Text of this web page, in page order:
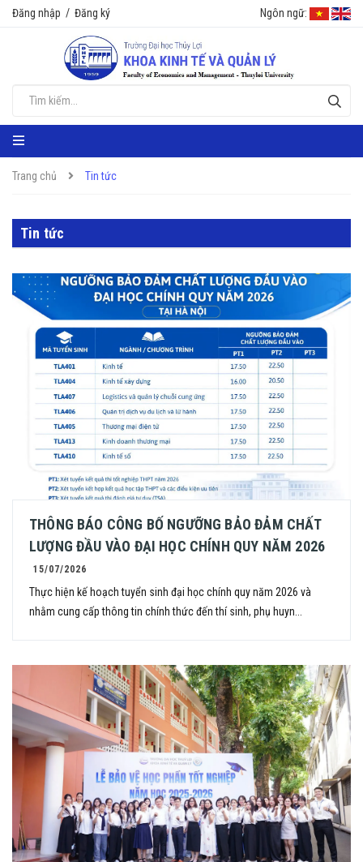
Đăng nhập / Đăng ký Ngôn ngữ:
Trang chủ Tin tức
Tin tức
THÔNG BÁO CÔNG BỐ NGƯỠNG BẢO ĐẢM CHẤT
LƯỢNG ĐẦU VÀO ĐẠI HỌC CHÍNH QUY NĂM 2026
15/07/2026
Thực hiện kế hoạch tuyển sinh đại học chính quy năm 2026 và
nhằm cung cấp thông tin chính thức đến thí sinh, phụ huyn...